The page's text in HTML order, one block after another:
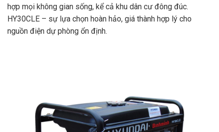
hợp mọi không gian sống, kể cả khu dân cư đông đúc.
HY30CLE – sự lựa chọn hoàn hảo, giá thành hợp lý cho
nguồn điện dự phòng ổn định.